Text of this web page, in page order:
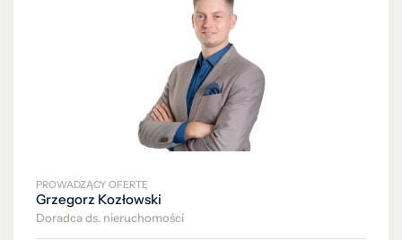
PROWADZĄCY OFERTĘ
Grzegorz Kozłowski
Doradca ds. nieruchomości